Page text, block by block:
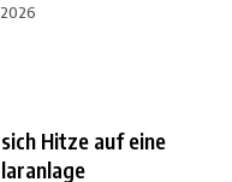
Hitze auf eine